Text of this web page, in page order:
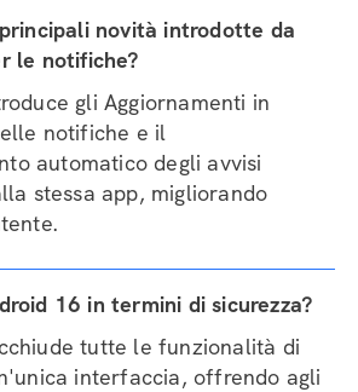
novità introdotte da
le notifiche?
gli Aggiornamenti in
notifiche e il
automatico degli avvisi
stessa app, migliorando
16 in termini di sicurezza?
tutte le funzionalità di
interfaccia, offrendo agli